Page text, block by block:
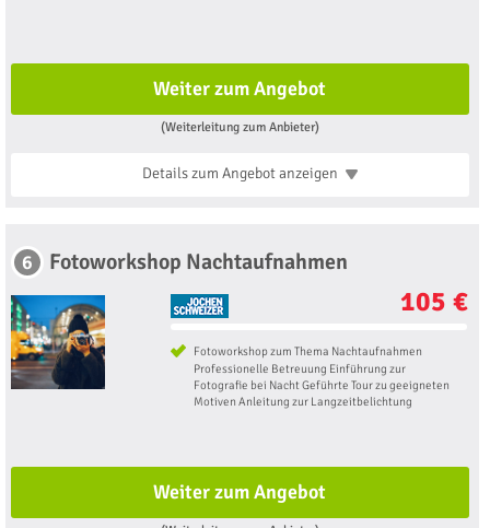
Weiter zum Angebot
(Weiterleitung zum Anbieter)
Details zum Angebotanzeigen
6 Fotoworkshop Nachtaufnahmen
105 €
Fotoworkshop zum Thema Nachtaufnahmen
Professionelle Betreuung Einführung zur
Fotografie bei Nacht Geführte Tour zu geeigneten
Motiven Anleitung zur Langzeitbelichtung
Weiter zum Angebot